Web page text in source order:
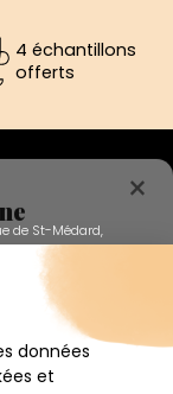
4 échantillons
offerts
de St-Médard,
vendredi de 12h à 19h
×
5€.